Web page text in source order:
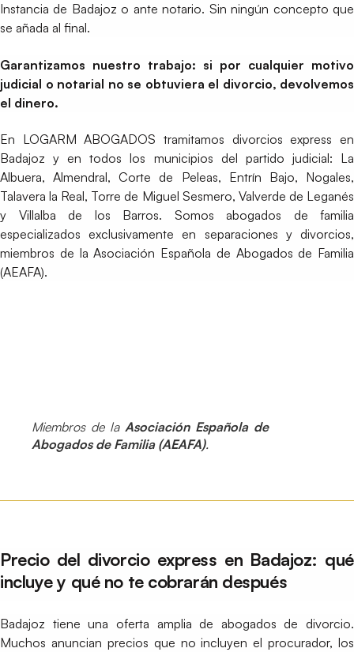
Instancia de Badajoz o ante notario. Sin ningún concepto que
se añada al final.
Garantizamos nuestro trabajo: si por cualquier motivo
judicial o notarial no se obtuviera el divorcio, devolvemos
el dinero.
En LOGARM ABOGADOS tramitamos divorcios express en
Badajoz y en todos los municipios del partido judicial: La
Albuera, Almendral, Corte de Peleas, Entrín Bajo, Nogales,
Talavera la Real, Torre de Miguel Sesmero, Valverde de Leganés
y Villalba de los Barros. Somos abogados de familia
especializados exclusivamente en separaciones y divorcios,
miembros de la Asociación Española de Abogados de Familia
(AEAFA).
Miembros de la Asociación Española de
Abogados de Familia (AEAFA).
Precio del divorcio express en Badajoz: qué
incluye y qué no te cobrarán después
Badajoz tiene una oferta amplia de abogados de divorcio.
Muchos anuncian precios que no incluyen el procurador, los